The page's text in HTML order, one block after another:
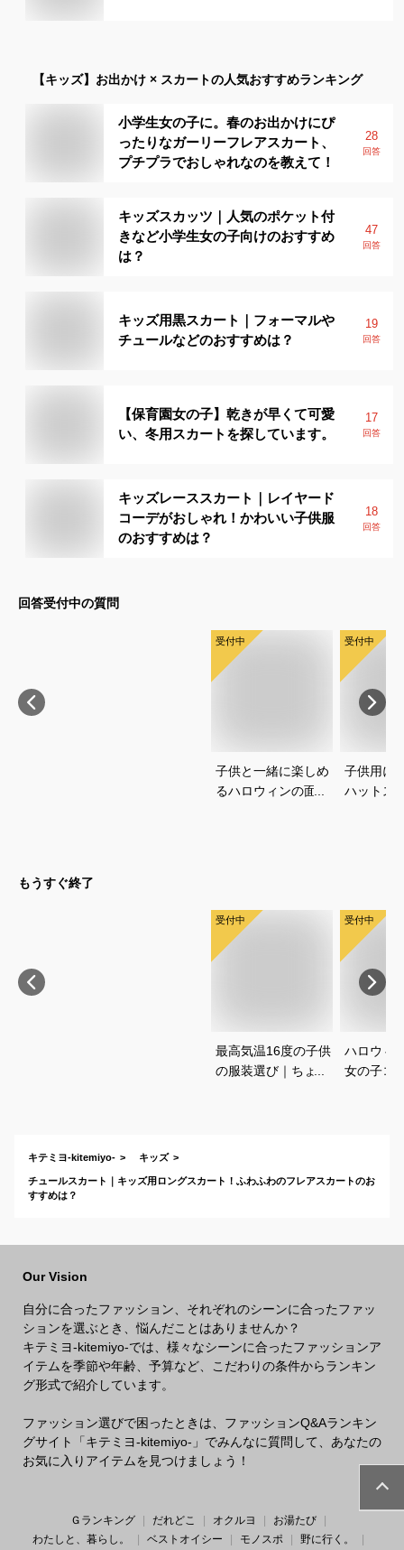
【キッズ】 お出かけ × スカートの人気おすすめランキング
小学生女の子に。春のお出かけにぴ
ったりなガーリーフレアスカート、
プチプラでおしゃれなのを教えて！
28
回答
キッズスカッツ｜人気のポケット付
きなど小学生女の子向けのおすすめ
は？
47
回答
キッズ用黒スカート｜フォーマルや
チュールなどのおすすめは？
19
回答
【保育園女の子】乾きが早くて可愛
い、冬用スカートを探しています。
17
回答
キッズレーススカート｜レイヤード
コーデがおしゃれ！かわいい子供服
のおすすめは？
18
回答
回答受付中の質問
受付中
子供と一緒に楽しめ
るハロウィンの面白
受付中
子供用に
ハットス
もうすぐ終了
受付中
最高気温16度の子供
の服装選び｜ちょう
受付中
ハロウィ
女の子コ
キテミヨ-kitemiyo- キッズ
チュールスカート｜キッズ用ロングスカート！ふわふわのフレアスカートのお
すすめは？
Our Vision
自分に合ったファッション、それぞれのシーンに合ったファッ
ションを選ぶとき、悩んだことはありませんか？
キテミヨ-kitemiyo-では、様々なシーンに合ったファッションア
イテムを季節や年齢、予算など、こだわりの条件からランキン
グ形式で紹介しています。
ファッション選びで困ったときは、ファッションQ&Aランキン
グサイト「キテミヨ-kitemiyo-」でみんなに質問して、あなたの
お気に入りアイテムを見つけましょう！
Ｇランキング だれどこ オクルヨ
お湯たび
わたしと、暮らし。
ベストオイシー モノスポ 野に行く。